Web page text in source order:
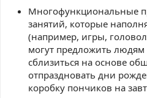
Многофункциональные
занятий, которые
(например, игры,
могут предложить людям
сблизиться на основе
отпраздновать дни
коробку пончиков на